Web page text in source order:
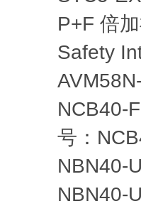
P+F 倍
Safety
NCB40-
号：
NBN40-
NBN40-